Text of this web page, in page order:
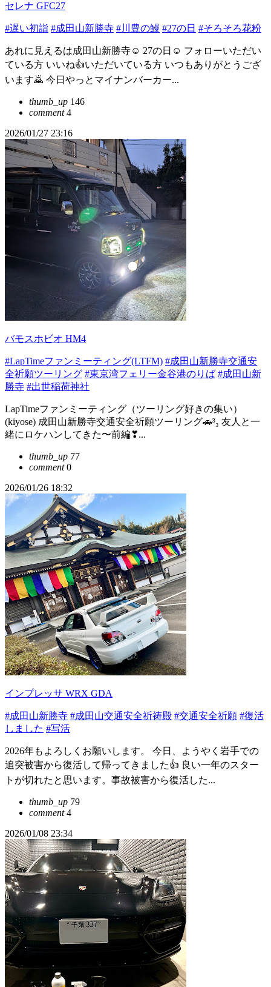
セレナ GFC27
#遅い初詣 #成田山新勝寺 #川豊の鰻 #27の日 #そろそろ花粉
あれに見えるは成田山新勝寺☺️ 27の日☺️ フォローいただい
ている方 いいね👍いただいている方 いつもありがとうござ
います🙇 今日やっとマイナンバーカー...
thumb_up 146
comment4
2026/01/27 23:16
バモスホビオ HM4
#LapTimeファンミーティング(LTFM) #成田山新勝寺交通安
全祈願ツーリング #東京湾フェリー金谷港のりば #成田山新
勝寺 #出世稲荷神社
LapTimeファンミーティング（ツーリング好きの集い）
(kiyose) 成田山新勝寺交通安全祈願ツーリング🚗³₃ 友人と一
緒にロケハンしてきた〜前編❣...
thumb_up 77
comment0
2026/01/26 18:32
インプレッサ WRX GDA
#成田山新勝寺 #成田山交通安全祈祷殿 #交通安全祈願 #復活
しました #写活
2026年もよろしくお願いします。 今日、ようやく岩手での
追突被害から復活して帰ってきました👍 良い一年のスター
トが切れたと思います。事故被害から復活した...
thumb_up 79
comment4
2026/01/08 23:34